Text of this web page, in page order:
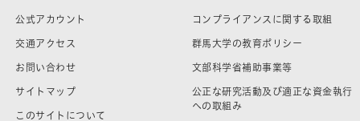
公式アカウント
交通アクセス
お問い合わせ
サイトマップ
このサイトについて
コンプライアンスに関する取組
群馬大学の教育ポリシー
文部科学省補助事業等
公正な研究活動及び適正な資金執行
への取組み